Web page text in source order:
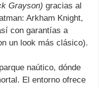
Grayson) gracias al
Arkham Knight,
con garantías a
un look más clásico).
naútico, dónde
El entorno ofrece